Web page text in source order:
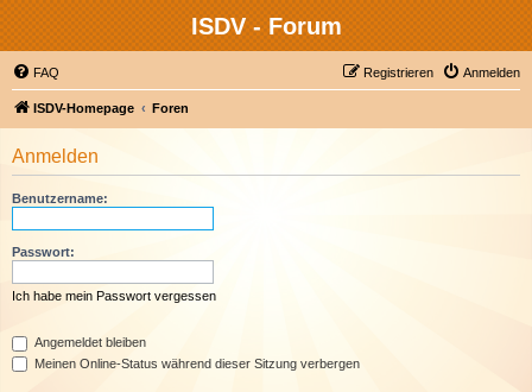
ISDV - Forum
FAQ Anmelden
Registrieren
ISDV-Homepage Foren
Anmelden
Benutzername:
Passwort:
Ich habe mein Passwort vergessen
Angemeldet bleiben
Meinen Online-Status während dieser Sitzung verbergen